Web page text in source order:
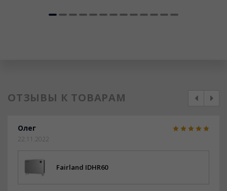
ОТЗЫВЫ К ТОВАРАМ
Олег
22.11.2022
Fairland IDHR60